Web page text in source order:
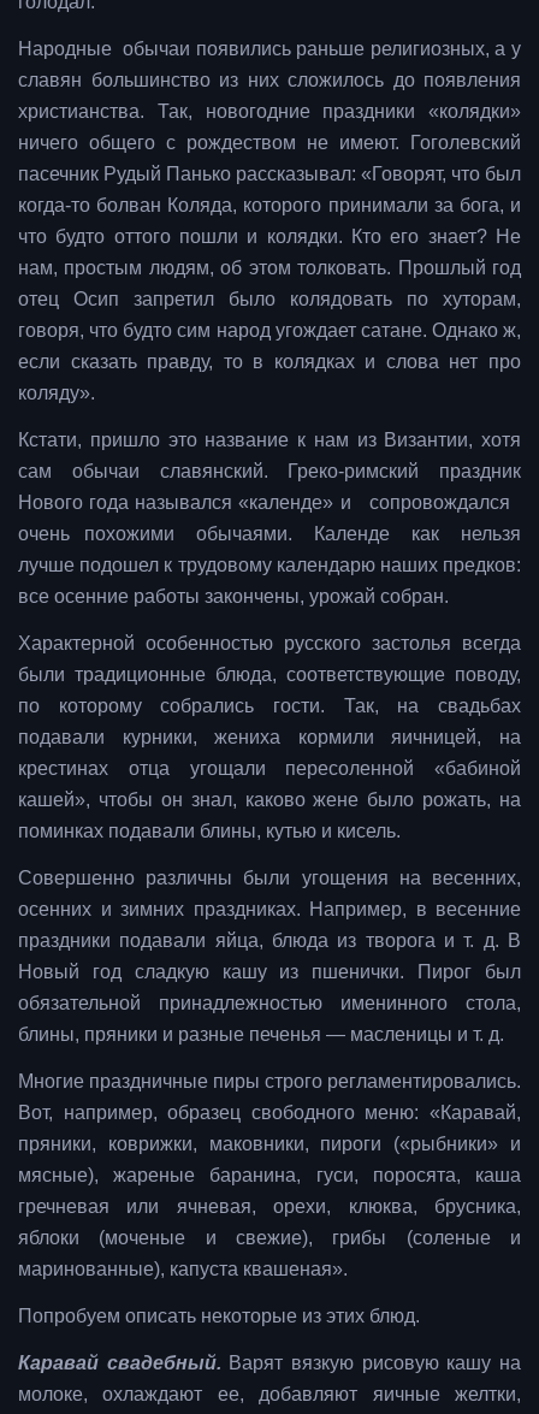
Народные обычаи появились раньше религиозных, а у
славян большинство из них сложилось до появления
христианства. Так, новогодние праздники «колядки»
ничего общего с рождеством не имеют. Гоголевский
пасечник Рудый Панько рассказывал: «Говорят, что был
когда-то болван Коляда, которого принимали за бога, и
что будто оттого пошли и колядки. Кто его знает? Не
нам, простым людям, об этом толковать. Прошлый год
отец Осип запретил было колядовать по хуторам,
говоря, что будто сим народ угождает сатане. Однако ж,
если сказать правду, то в колядках и слова нет про
коляду».
Кстати, пришло это название к нам из Византии, хотя
сам обычаи славянский. Греко-римский праздник
Нового года назывался «календе» и сопровождался
очень похожими обычаями. Календе как нельзя
лучше подошел к трудовому календарю наших предков:
все осенние работы закончены, урожай собран.
Характерной особенностью русского застолья всегда
были традиционные блюда, соответствующие поводу,
по которому собрались гости. Так, на свадьбах
подавали курники, жениха кормили яичницей, на
крестинах отца угощали пересоленной «бабиной
кашей», чтобы он знал, каково жене было рожать, на
поминках подавали блины, кутью и кисель.
Совершенно различны были угощения на весенних,
осенних и зимних праздниках. Например, в весенние
праздники подавали яйца, блюда из творога и т. д. В
Новый год сладкую кашу из пшенички. Пирог был
обязательной принадлежностью именинного стола,
блины, пряники и разные печенья — масленицы и т. д.
Многие праздничные пиры строго регламентировались.
Вот, например, образец свободного меню: «Каравай,
пряники, коврижки, маковники, пироги («рыбники» и
мясные), жареные баранина, гуси, поросята, каша
гречневая или ячневая, орехи, клюква, брусника,
яблоки (моченые и свежие), грибы (соленые и
маринованные), капуста квашеная».
Попробуем описать некоторые из этих блюд.
Каравай свадебный. Варят вязкую рисовую кашу на
молоке, охлаждают ее, добавляют яичные желтки,